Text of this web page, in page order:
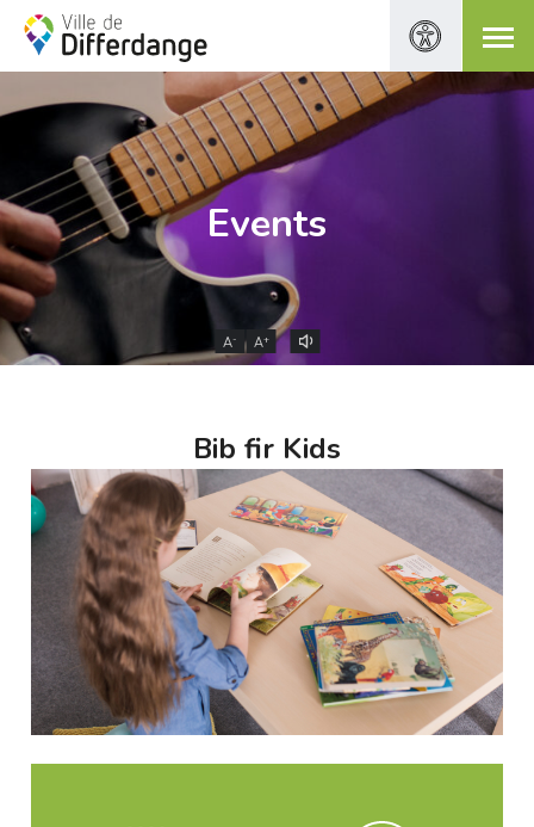
Events
A- A+
Bib fir Kids